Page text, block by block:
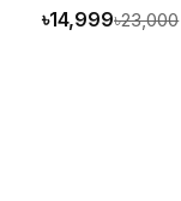
৳14,999৳23,000